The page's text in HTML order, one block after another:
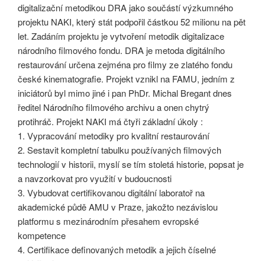
digitalizační metodikou DRA jako součástí výzkumného
projektu NAKI, který stát podpořil částkou 52 milionu na pět
let. Zadáním projektu je vytvoření metodik digitalizace
národního filmového fondu. DRA je metoda digitálního
restaurování určena zejména pro filmy ze zlatého fondu
české kinematografie. Projekt vznikl na FAMU, jedním z
iniciátorů byl mimo jiné i pan PhDr. Michal Bregant dnes
ředitel Národního filmového archivu a onen chytrý
protihráč. Projekt NAKI má čtyři základní úkoly :
1. Vypracování metodiky pro kvalitní restaurování
2. Sestavit kompletní tabulku používaných filmových
technologií v historii, myslí se tím stoletá historie, popsat je
a navzorkovat pro využití v budoucnosti
3. Vybudovat certifikovanou digitální laboratoř na
akademické půdě AMU v Praze, jakožto nezávislou
platformu s mezinárodním přesahem evropské
kompetence
4. Certifikace definovaných metodik a jejich číselné